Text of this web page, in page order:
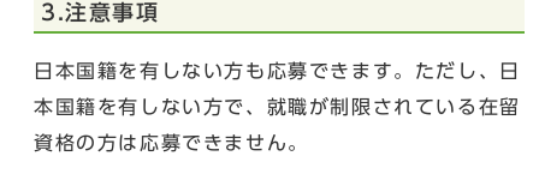
3.注意事項
日本国籍を有しない方も応募できます。ただし、日
本国籍を有しない方で、就職が制限されている在留
資格の方は応募できません。